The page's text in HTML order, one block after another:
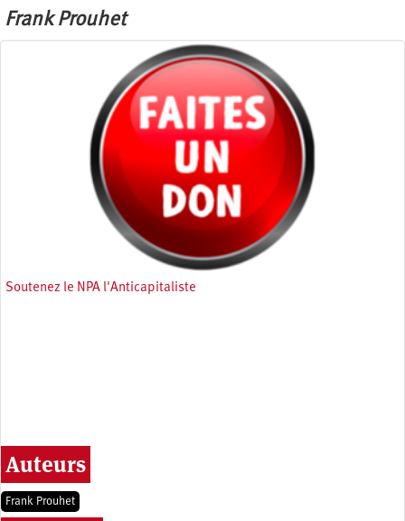
Frank Prouhet
Soutenez le NPA l'Anticapitaliste
Auteurs
Frank Prouhet